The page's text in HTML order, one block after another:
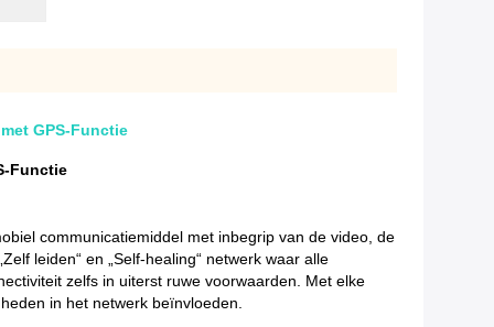
GPS-Functie
Functie
communicatiemiddel met inbegrip van de video, de
leiden“ en „Self-healing“ netwerk waar alle
zelfs in uiterst ruwe voorwaarden. Met elke
in het netwerk beïnvloeden.